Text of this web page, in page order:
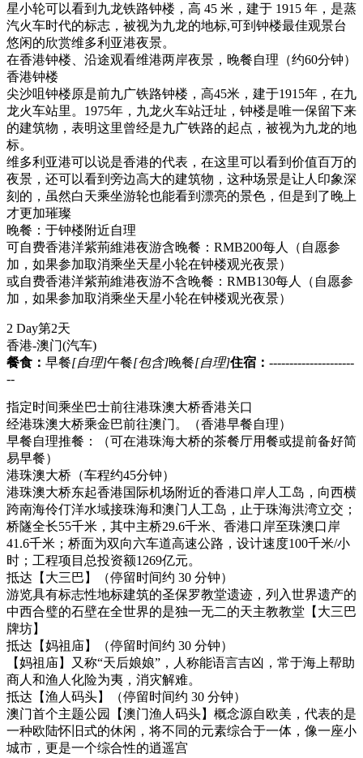
星小轮可以看到九龙铁路钟楼，高 45 米，建于 1915 年，是蒸
汽火车时代的标志，被视为九龙的地标,可到钟楼最佳观景台
悠闲的欣赏维多利亚港夜景。
在香港钟楼、沿途观看维港两岸夜景，晚餐自理（约60分钟）
香港钟楼
尖沙咀钟楼原是前九广铁路钟楼，高45米，建于1915年，在九
龙火车站里。1975年，九龙火车站迁址，钟楼是唯一保留下来
的建筑物，表明这里曾经是九广铁路的起点，被视为九龙的地
标。
维多利亚港可以说是香港的代表，在这里可以看到价值百万的
夜景，还可以看到旁边高大的建筑物，这种场景是让人印象深
刻的，虽然白天乘坐游轮也能看到漂亮的景色，但是到了晚上
才更加璀璨
晚餐：于钟楼附近自理
可自费香港洋紫荊維港夜游含晚餐：RMB200每人（自愿参
加，如果参加取消乘坐天星小轮在钟楼观光夜景）
或自费香港洋紫荊維港夜游不含晚餐：RMB130每人（自愿参
加，如果参加取消乘坐天星小轮在钟楼观光夜景）
2 Day第2天
香港-澳门(汽车)
餐食： 早餐[自理]午餐[包含]晚餐[自理]住宿： ---------------------
--
指定时间乘坐巴士前往港珠澳大桥香港关口
经港珠澳大桥乘金巴前往澳门。（香港早餐自理）
早餐自理推餐：（可在港珠海大桥的茶餐厅用餐或提前备好简
易早餐）
港珠澳大桥（车程约45分钟）
港珠澳大桥东起香港国际机场附近的香港口岸人工岛，向西横
跨南海伶仃洋水域接珠海和澳门人工岛，止于珠海洪湾立交；
桥隧全长55千米，其中主桥29.6千米、香港口岸至珠澳口岸
41.6千米；桥面为双向六车道高速公路，设计速度100千米/小
时；工程项目总投资额1269亿元。
抵达【大三巴】（停留时间约 30 分钟）
游览具有标志性地标建筑的圣保罗教堂遗迹，列入世界遗产的
中西合璧的石壁在全世界的是独一无二的天主教教堂【大三巴
牌坊】
抵达【妈祖庙】（停留时间约 30 分钟）
【妈祖庙】又称“天后娘娘”，人称能语言吉凶，常于海上帮助
商人和渔人化险为夷，消灾解难。
抵达【渔人码头】（停留时间约 30 分钟）
澳门首个主题公园【澳门渔人码头】概念源自欧美，代表的是
一种欧陆怀旧式的休闲，将不同的元素综合于一体，像一座小
城市，更是一个综合性的逍遥宫